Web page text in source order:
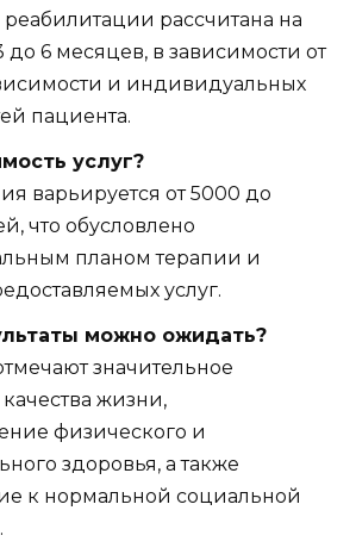
рассчитана на
до 6 месяцев, в зависимости от
и индивидуальных
пациента.
услуг?
варьируется от 5000 до
что обусловлено
планом терапии и
услуг.
можно ожидать?
значительное
жизни,
физического и
здоровья, а также
к нормальной социальной